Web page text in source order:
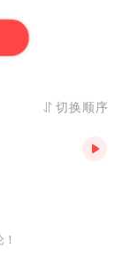
切换顺序